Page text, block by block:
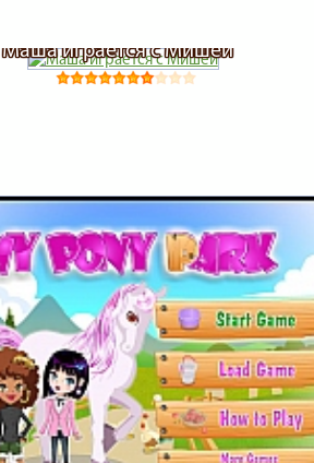
Маша играется с Мишей